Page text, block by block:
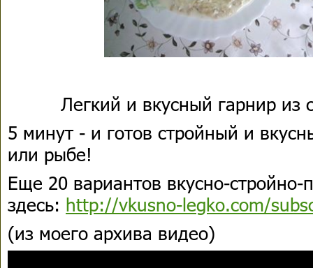
Легкий и вкусный гарнир из
5 минут - и готов стройный и
или рыбе!
Еще 20 вариантов вкусно-стройно-
здесь: http://vkusno-legko.com/
(из моего архива видео)